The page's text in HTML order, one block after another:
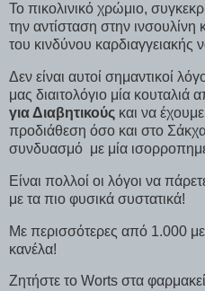
Το πικολινικό χρώμιο,
την αντίσταση στην
του κινδύνου καρδιαγγειακής
Δεν είναι αυτοί σημαντικοί
μας διαιτολόγιο μία κουταλιά
για Διαβητικούς και να
προδιάθεση όσο και στο
συνδυασμό με μία
Είναι πολλοί οι λόγοι να
με τα πιο φυσικά συστατικά!
Με περισσότερες από 1.000
κανέλα!
Ζητήστε το Worts στα